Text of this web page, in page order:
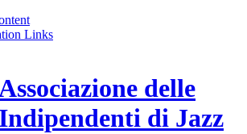
Links
delle
di Jazz